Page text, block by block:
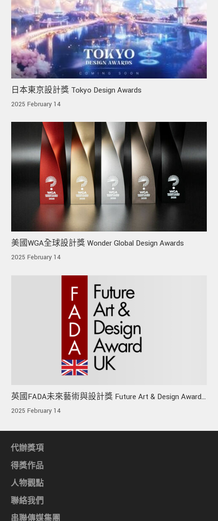
日本東京設計獎 Tokyo Design Awards
2025 February 14
美國WGA全球設計獎 Wonder Global Design Awards
2025 February 14
英國FADA未來藝術與設計獎 Future Art & Design Award
UK
2025 February 14
代辦獎項
得獎作品
人物觀點
聯絡我們
串聯傳媒集團